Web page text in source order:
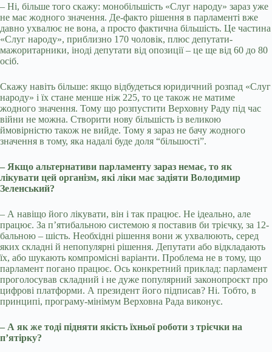
– Ні, більше того скажу: монобільшість «Слуг народу» зараз уже
не має жодного значення. Де-факто рішення в парламенті вже
давно ухвалює не вона, а просто фактична більшість. Це частина
«Слуг народу», приблизно 170 чоловік, плюс депутати-
мажоритарники, іноді депутати від опозиції – це ще від 60 до 80
осіб.
Скажу навіть більше: якщо відбудеться юридичний розпад «Слуг
народу» і їх стане менше ніж 225, то це також не матиме
жодного значення. Тому що розпустити Верховну Раду під час
війни не можна. Створити нову більшість із великою
ймовірністю також не вийде. Тому я зараз не бачу жодного
значення в тому, яка надалі буде доля “більшості”.
– Якщо альтернативи парламенту зараз немає, то як
лікувати цей організм, які ліки має задіяти Володимир
Зеленський?
– А навіщо його лікувати, він і так працює. Не ідеально, але
працює. За п’ятибальною системою я поставив би трієчку, за 12-
бальною – шість. Необхідні рішення вони ж ухвалюють, серед
яких складні й непопулярні рішення. Депутати або відкладають
їх, або шукають компромісні варіанти. Проблема не в тому, що
парламент погано працює. Ось конкретний приклад: парламент
проголосував складний і не дуже популярний законопроєкт про
цифрові платформи. А президент його підписав? Ні. Тобто, в
принципі, програму-мінімум Верховна Рада виконує.
– А як же тоді підняти якість їхньої роботи з трієчки на
п’ятірку?